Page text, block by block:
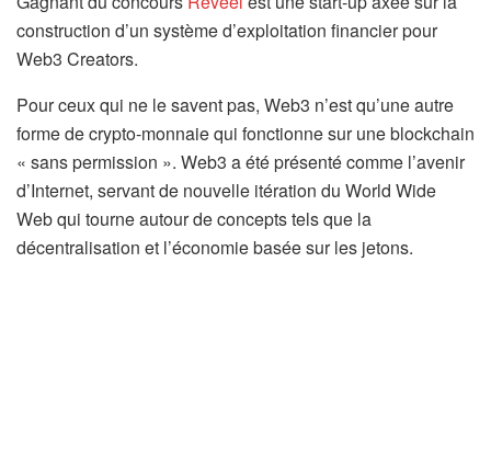
construction d’un système d’exploitation financier pour
Web3 Creators.
Pour ceux qui ne le savent pas, Web3 n’est qu’une autre
forme de crypto-monnaie qui fonctionne sur une blockchain
« sans permission ». Web3 a été présenté comme l’avenir
d’Internet, servant de nouvelle itération du World Wide
Web qui tourne autour de concepts tels que la
décentralisation et l’économie basée sur les jetons.